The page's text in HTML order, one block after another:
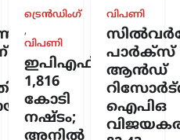
ദേശീയം വാർത്തകൾ
വമ്പൻ
എണ്ണം
നിർമ്മിക്കും
ട്രെൻഡിംഗ്
,
വിപണി
ഇപിഎഫ്ഒയ്ക്ക്
1,816
കോടി
നഷ്ടം;
അനിൽ
വിപണി
പാർക്സ്
ആൻഡ്
ഐപിഒ